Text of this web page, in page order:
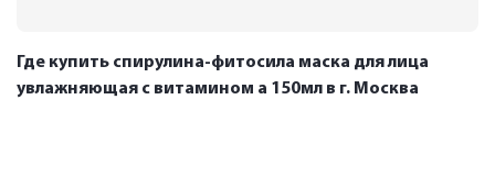
Где купить спирулина-фитосила маска для лица
увлажняющая с витамином а 150мл в г. Москва